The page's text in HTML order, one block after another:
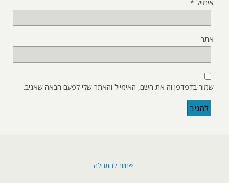
אימייל *
אתר
שמור בדפדפן זה את השם, האימייל והאתר שלי לפעם הבאה שאגיב.
חזור להתחלה